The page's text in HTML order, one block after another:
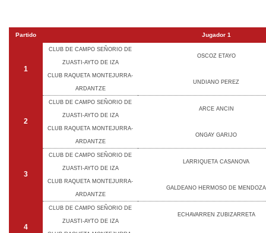
Partido Jugador 1
1
CLUB DE CAMPO SEÑORIO DE
ZUASTI-AYTO DE IZA
OSCOZ ETAYO
CLUB RAQUETA MONTEJURRA-
ARDANTZE
UNDIANO PEREZ
2
CLUB DE CAMPO SEÑORIO DE
ZUASTI-AYTO DE IZA
ARCE ANCIN
CLUB RAQUETA MONTEJURRA-
ARDANTZE
ONGAY GARIJO
3
CLUB DE CAMPO SEÑORIO DE
ZUASTI-AYTO DE IZA
LARRIQUETA CASANOVA
CLUB RAQUETA MONTEJURRA-
ARDANTZE
GALDEANO HERMOSO DE MENDOZA
4
CLUB DE CAMPO SEÑORIO DE
ZUASTI-AYTO DE IZA
ECHAVARREN ZUBIZARRETA